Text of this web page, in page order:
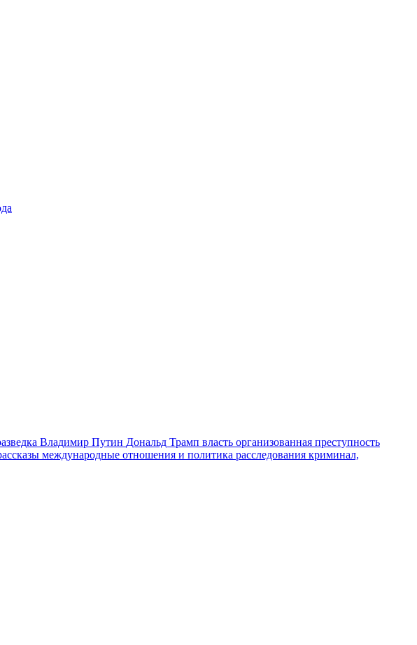
Владимир Путин Дональд Трамп власть организованная преступность
международные отношения и политика расследования криминал,